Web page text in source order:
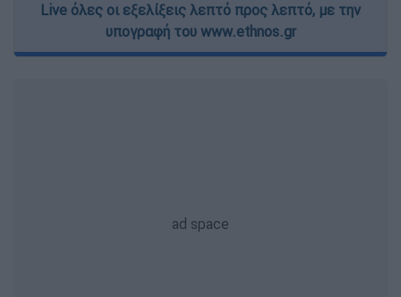
Live όλες οι εξελίξεις λεπτό προς λεπτό, με την
υπογραφή του www.ethnos.gr